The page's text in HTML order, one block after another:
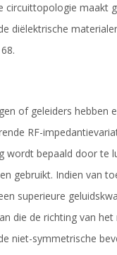
circuittopologie maakt
diëlektrische
of geleiders hebben
RF-
wordt bepaald door te
gebruikt. Indien van
superieure
die de richting van
niet-symmetrische